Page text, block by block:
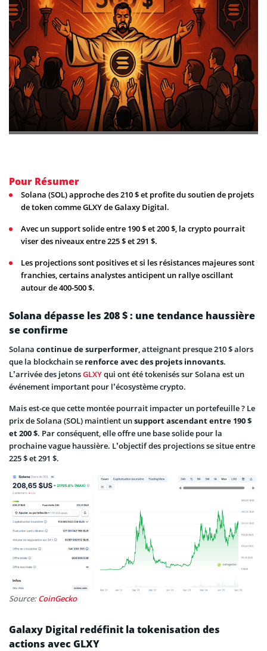
Pour Résumer
Solana (SOL) approche des 210 $ et profite du soutien de projets
de token comme GLXY de Galaxy Digital.
Avec un support solide entre 190 $ et 200 $, la crypto pourrait
viser des niveaux entre 225 $ et 291 $.
Les projections sont positives et si les résistances majeures sont
franchies, certains analystes anticipent un rallye oscillant
autour de 400-500 $.
Solana dépasse les 208 $ : une tendance haussière
se confirme
Solana continue de surperformer, atteignant presque 210 $ alors
que la blockchain se renforce avec des projets innovants.
L’arrivée des jetonsGLXYqui ont été tokenisés sur Solana est un
événement important pour l’écosystème crypto.
Mais est-ce que cette montée pourrait impacter un portefeuille ? Le
prix de Solana (SOL) maintient unsupport ascendant entre 190 $
et 200 $. Par conséquent, elle offre une base solide pour la
prochaine vague haussière. L’objectif des projections se situe entre
225 $ et 291 $.
Source:CoinGecko
Galaxy Digital redéfinit la tokenisation des
actions avec GLXY